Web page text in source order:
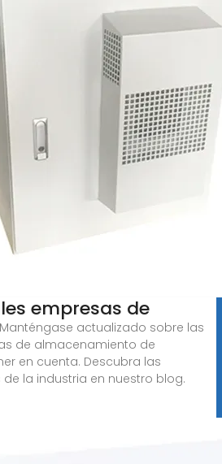
empresas de
actualizado sobre las
de almacenamiento de
en cuenta. Descubra las
la industria en nuestro blog.